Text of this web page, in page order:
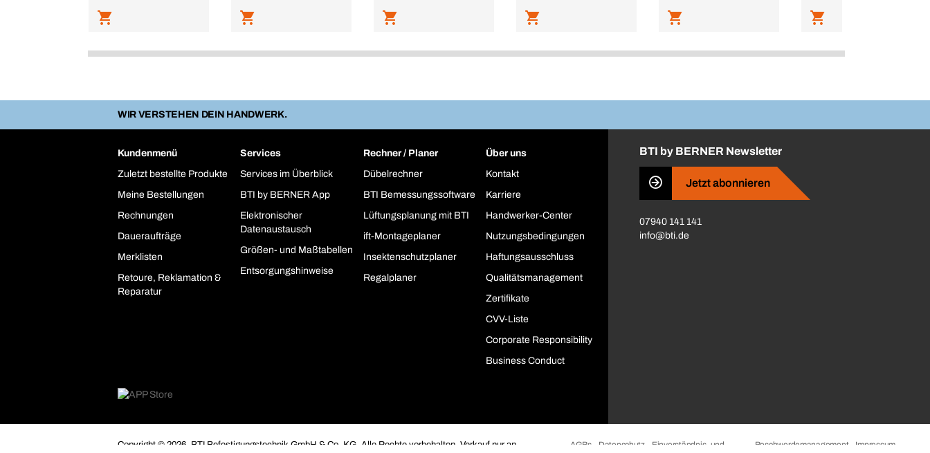
WIR VERSTEHEN DEIN HANDWERK.
Kundenmenü
Zuletzt bestellte Produkte
Meine Bestellungen
Rechnungen
Daueraufträge
Merklisten
Retoure, Reklamation &
Reparatur
Services
Services im Überblick
BTI by BERNER App
Elektronischer
Datenaustausch
Größen- und Maßtabellen
Entsorgungshinweise
Rechner / Planer
Dübelrechner
BTI Bemessungssoftware
Lüftungsplanung mit BTI
ift-Montageplaner
Insektenschutzplaner
Regalplaner
Über uns
Kontakt
Karriere
Handwerker-Center
Nutzungsbedingungen
Haftungsausschluss
Qualitätsmanagement
Zertifikate
CVV-Liste
Corporate Responsibility
Business Conduct
BTI by BERNER Newsletter
Jetzt abonnieren
07940 141 141
info@bti.de
Copyright © 2026. BTI Befestigungstechnik GmbH & Co. KG. Alle Rechte vorbehalten. Verkauf nur an
AGBs Datenschutz
Einverständnis- und
Beschwerdemanagement Impressum